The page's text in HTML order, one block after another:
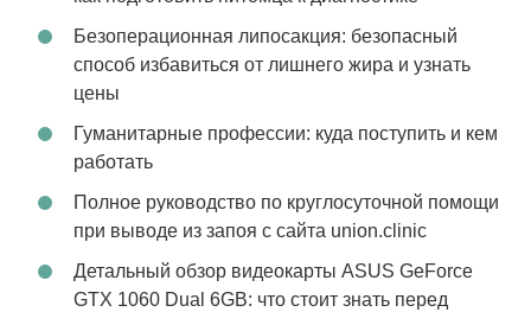
Безоперационная липосакция: безопасный
способ избавиться от лишнего жира и узнать
цены
Гуманитарные профессии: куда поступить и кем
работать
Полное руководство по круглосуточной помощи
при выводе из запоя с сайта union.clinic
Детальный обзор видеокарты ASUS GeForce
GTX 1060 Dual 6GB: что стоит знать перед